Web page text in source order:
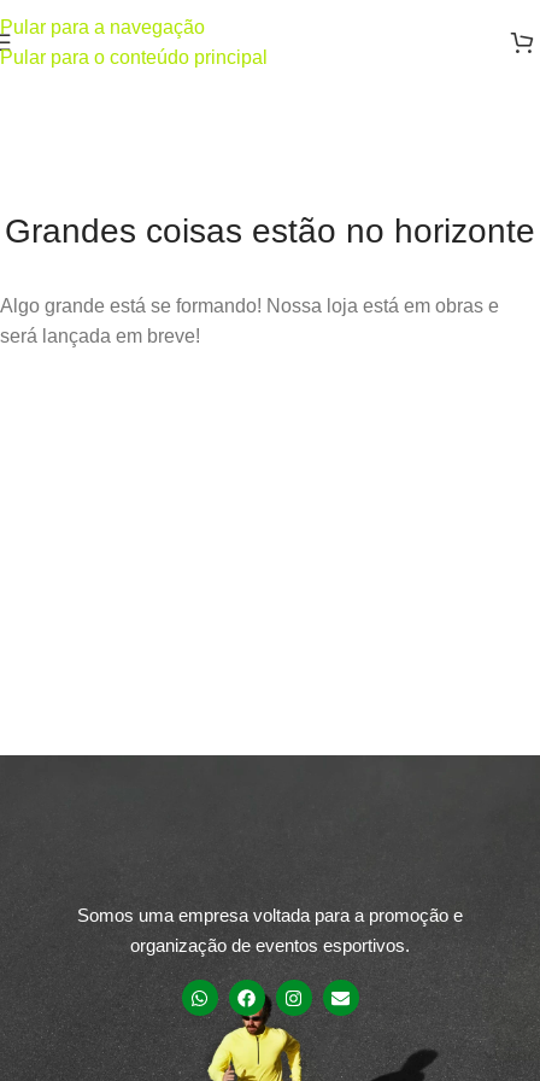
Pular para a navegação
Pular para o conteúdo principal
Grandes coisas estão no horizonte
Algo grande está se formando! Nossa loja está em obras e
será lançada em breve!
Somos uma empresa voltada para a promoção e
organização de eventos esportivos.